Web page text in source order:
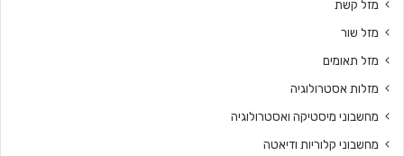
מזל קשת
מזל שור
מזל תאומים
מזלות אסטרולוגיה
מחשבוני מיסטיקה ואסטרולוגיה
מחשבוני קלוריות ודיאטה